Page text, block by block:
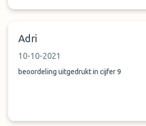
Adri
10-10-2021
beoordeling uitgedrukt in cijfer 9